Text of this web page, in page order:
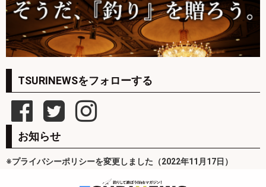
TSURINEWSをフォローする
お知らせ
※プライバシーポリシーを変更しました（2022年11月17日）